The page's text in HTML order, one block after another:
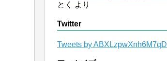
とく
より
Twitter
Tweets by ABXLzpwXnh6M7qD